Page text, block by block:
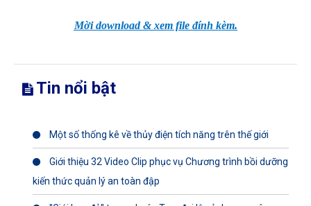
Mời download & xem file đính kèm.
Tin nổi bật
Một số thống kê về thủy điện tích năng trên thế giới
Giới thiệu 32 Video Clip phục vụ Chương trình bồi dưỡng
kiến thức quản lý an toàn đập